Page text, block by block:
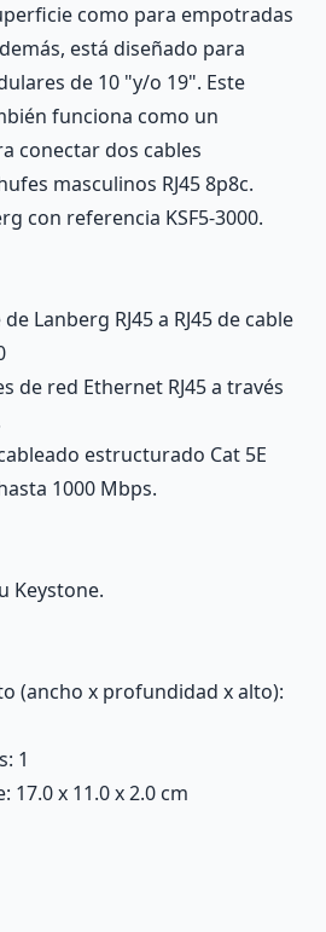
como para empotradas
está diseñado para
de 10 "y/o 19". Este
funciona como un
conectar dos cables
masculinos RJ45 8p8c.
con referencia KSF5-3000.
Lanberg RJ45 a RJ45 de cable
de red Ethernet RJ45 a través
estructurado Cat 5E
1000 Mbps.
Keystone.
(ancho x profundidad x alto):
1
17.0 x 11.0 x 2.0 cm